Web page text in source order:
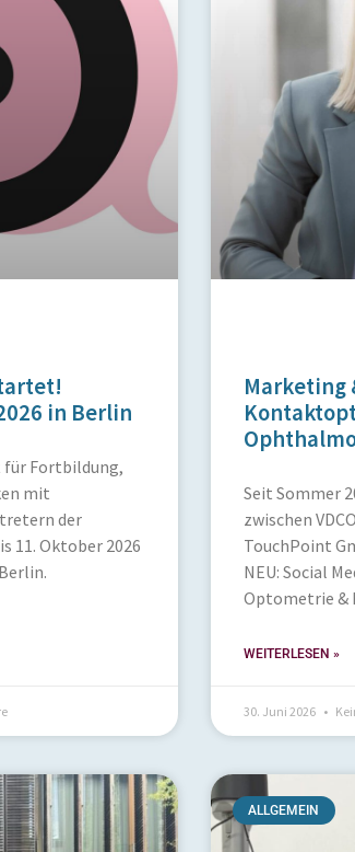
in Berlin
für Fortbildung,
mit
der
11. Oktober 2026
Marketing
Seit Sommer
zwischen
TouchPoint
NEU: Social
Optometrie &
WEITERLESEN »
30. Juni 2026
ALLGEMEIN